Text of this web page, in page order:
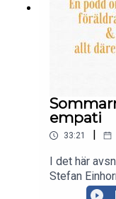
empati
33:21
I det här
Stefan